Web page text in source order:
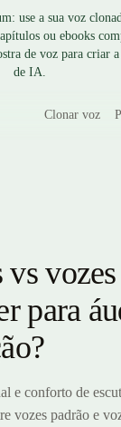
use a sua voz
ou ebooks
de voz para criar
de IA.
Clonar voz
para
e conforto de
vozes padrão e